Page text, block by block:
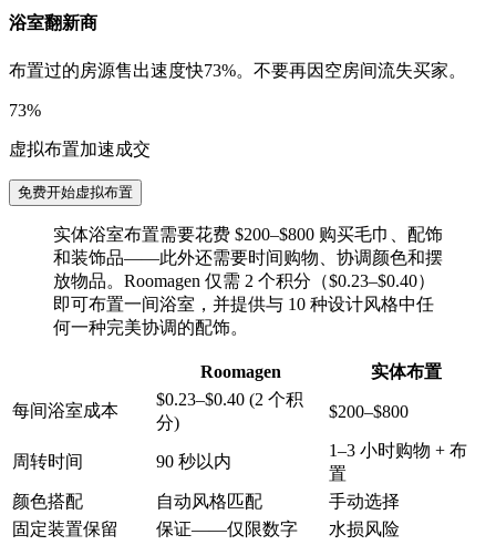
浴室翻新商
布置过的房源售出速度快73%。不要再因空房间流失买家。
73%
虚拟布置加速成交
免费开始虚拟布置
实体浴室布置需要花费 $200–$800 购买毛巾、配饰
和装饰品——此外还需要时间购物、协调颜色和摆
放物品。Roomagen 仅需 2 个积分（$0.23–$0.40）
即可布置一间浴室，并提供与 10 种设计风格中任
何一种完美协调的配饰。
Roomagen 实体布置
每间浴室成本
$0.23–$0.40 (2 个积
分)
$200–$800
周转时间 90 秒以内
1–3 小时购物 + 布
置
颜色搭配
自动风格匹配
手动选择
固定装置保留
保证——仅限数字
水损风险